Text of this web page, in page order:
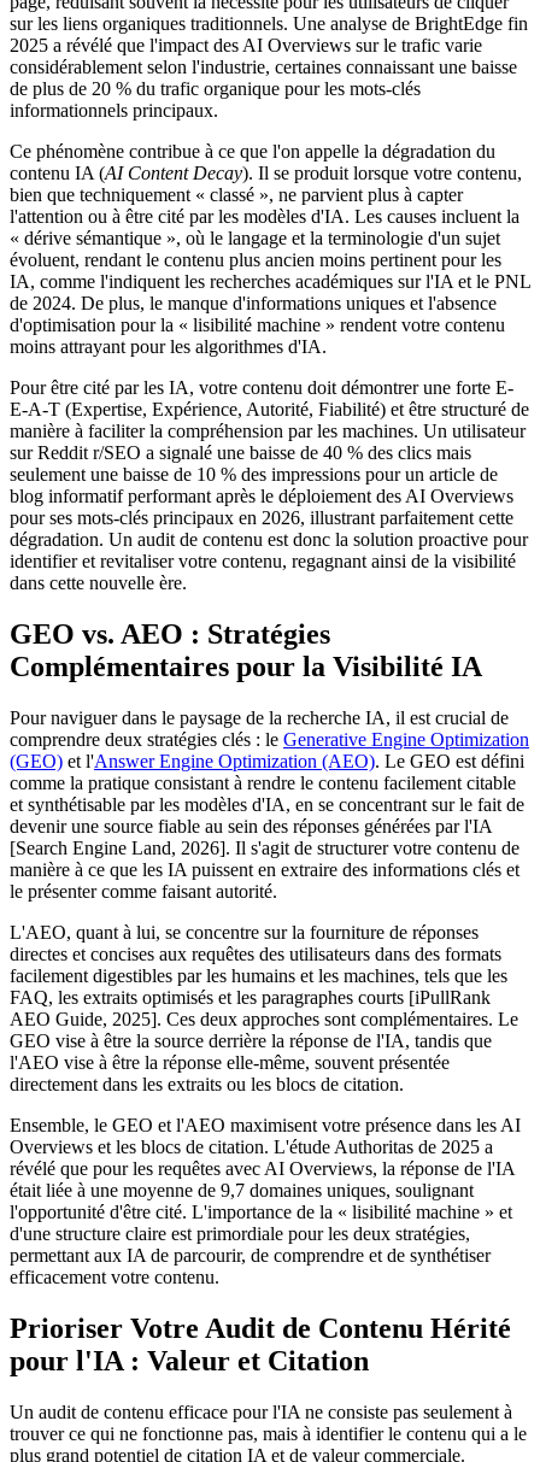
sur les liens organiques traditionnels. Une analyse de BrightEdge fin
2025 a révélé que l'impact des AI Overviews sur le trafic varie
considérablement selon l'industrie, certaines connaissant une baisse
de plus de 20 % du trafic organique pour les mots-clés
informationnels principaux.
Ce phénomène contribue à ce que l'on appelle la dégradation du
contenu IA (AI Content Decay). Il se produit lorsque votre contenu,
bien que techniquement « classé », ne parvient plus à capter
l'attention ou à être cité par les modèles d'IA. Les causes incluent la
« dérive sémantique », où le langage et la terminologie d'un sujet
évoluent, rendant le contenu plus ancien moins pertinent pour les
IA, comme l'indiquent les recherches académiques sur l'IA et le PNL
de 2024. De plus, le manque d'informations uniques et l'absence
d'optimisation pour la « lisibilité machine » rendent votre contenu
moins attrayant pour les algorithmes d'IA.
Pour être cité par les IA, votre contenu doit démontrer une forte E-
E-A-T (Expertise, Expérience, Autorité, Fiabilité) et être structuré de
manière à faciliter la compréhension par les machines. Un utilisateur
sur Reddit r/SEO a signalé une baisse de 40 % des clics mais
seulement une baisse de 10 % des impressions pour un article de
blog informatif performant après le déploiement des AI Overviews
pour ses mots-clés principaux en 2026, illustrant parfaitement cette
dégradation. Un audit de contenu est donc la solution proactive pour
identifier et revitaliser votre contenu, regagnant ainsi de la visibilité
dans cette nouvelle ère.
GEO vs. AEO : Stratégies
Complémentaires pour la Visibilité IA
Pour naviguer dans le paysage de la recherche IA, il est crucial de
comprendre deux stratégies clés : le Generative Engine Optimization
(GEO) et l'Answer Engine Optimization (AEO). Le GEO est défini
comme la pratique consistant à rendre le contenu facilement citable
et synthétisable par les modèles d'IA, en se concentrant sur le fait de
devenir une source fiable au sein des réponses générées par l'IA
[Search Engine Land, 2026]. Il s'agit de structurer votre contenu de
manière à ce que les IA puissent en extraire des informations clés et
le présenter comme faisant autorité.
L'AEO, quant à lui, se concentre sur la fourniture de réponses
directes et concises aux requêtes des utilisateurs dans des formats
facilement digestibles par les humains et les machines, tels que les
FAQ, les extraits optimisés et les paragraphes courts [iPullRank
AEO Guide, 2025]. Ces deux approches sont complémentaires. Le
GEO vise à être la source derrière la réponse de l'IA, tandis que
l'AEO vise à être la réponse elle-même, souvent présentée
directement dans les extraits ou les blocs de citation.
Ensemble, le GEO et l'AEO maximisent votre présence dans les AI
Overviews et les blocs de citation. L'étude Authoritas de 2025 a
révélé que pour les requêtes avec AI Overviews, la réponse de l'IA
était liée à une moyenne de 9,7 domaines uniques, soulignant
l'opportunité d'être cité. L'importance de la « lisibilité machine » et
d'une structure claire est primordiale pour les deux stratégies,
permettant aux IA de parcourir, de comprendre et de synthétiser
efficacement votre contenu.
Prioriser Votre Audit de Contenu Hérité
pour l'IA : Valeur et Citation
Un audit de contenu efficace pour l'IA ne consiste pas seulement à
trouver ce qui ne fonctionne pas, mais à identifier le contenu qui a le
plus grand potentiel de citation IA et de valeur commerciale.